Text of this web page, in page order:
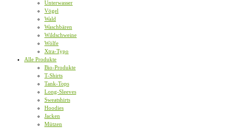
Unterwasser
Vögel
Wald
Waschbären
Wildschweine
Wölfe
Xtra-Typo
Alle Produkte
Bio-Produkte
T-Shirts
Tank-Tops
Long-Sleeves
Sweatshirts
Hoodies
Jacken
Mützen